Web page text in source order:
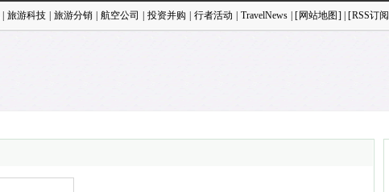
旅游科技 旅游分销 航空公司 投资并购 行者活动 TravelNews | [ 网站地图 ] | [RSS订阅